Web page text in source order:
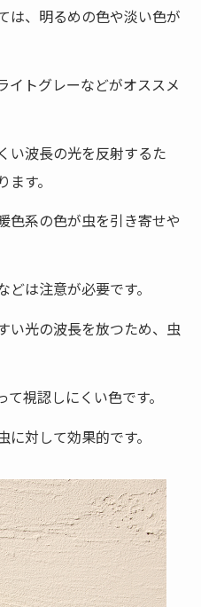
は、明るめの色や淡い色が
イトグレーなどがオススメ
い波長の光を反射するた
す。
色系の色が虫を引き寄せや
は注意が必要です。
い光の波長を放つため、虫
視認しにくい色です。
対して効果的です。